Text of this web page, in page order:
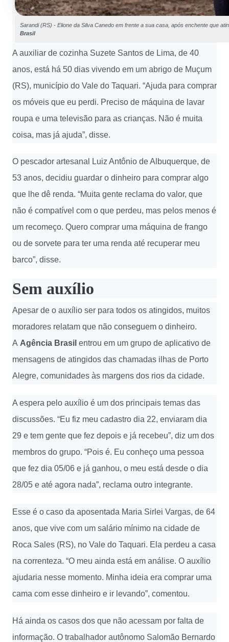
Sarandi (RS) - Elione da Silva Canedo em frente a sua casa, após enchente que
Brasil
A auxiliar de cozinha Suzete Santos de Lima, de 40
anos, está há 50 dias vivendo em um abrigo de Muçum
(RS), município do Vale do Taquari. “Ajuda para comprar
os móveis que eu perdi. Preciso de máquina de lavar
roupa e uma televisão para as crianças. Não é muita
coisa, mas já ajuda”, disse.
O pescador artesanal Luiz Antônio de Albuquerque, de
53 anos, decidiu guardar o dinheiro para comprar algo
que lhe dê renda. “Muita gente reclama do valor, que
não é compatível com o que perdeu, mas pelos menos é
um recomeço. Quero comprar uma máquina de frango
ou de sorvete para ter uma renda até recuperar meu
barco”, disse.
Sem auxílio
Apesar de o auxílio ser para todos os atingidos, muitos
moradores relatam que não conseguem o dinheiro.
A Agência Brasil entrou em um grupo de aplicativo de
mensagens de atingidos das chamadas ilhas de Porto
Alegre, comunidades às margens dos rios da cidade.
A espera pelo auxílio é um dos principais temas das
discussões. “Eu fiz meu cadastro dia 22, enviaram dia
29 e tem gente que fez depois e já recebeu”, diz um dos
membros do grupo. “Pois é. Eu conheço uma pessoa
que fez dia 05/06 e já ganhou, o meu está desde o dia
28/05 e até agora nada”, reclama outro integrante.
Esse é o caso da aposentada Maria Sirlei Vargas, de 64
anos, que vive com um salário mínimo na cidade de
Roca Sales (RS), no Vale do Taquari. Ela perdeu a casa
na correnteza. “O meu ainda está em análise. O auxílio
ajudaria nesse momento. Minha ideia era comprar uma
cama com esse dinheiro e ir levando”, comentou.
Há ainda os casos dos que não acessam por falta de
informação. O trabalhador autônomo Salomão Bernardo